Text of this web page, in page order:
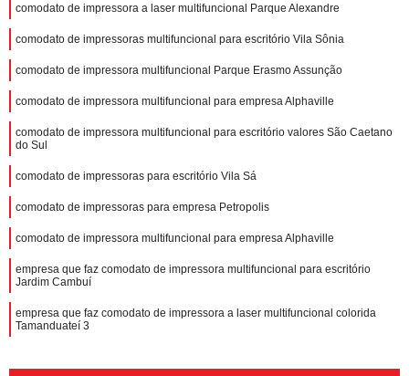
comodato de impressora a laser multifuncional Parque Alexandre
comodato de impressoras multifuncional para escritório Vila Sônia
comodato de impressora multifuncional Parque Erasmo Assunção
comodato de impressora multifuncional para empresa Alphaville
comodato de impressora multifuncional para escritório valores São Caetano
do Sul
comodato de impressoras para escritório Vila Sá
comodato de impressoras para empresa Petropolis
comodato de impressora multifuncional para empresa Alphaville
empresa que faz comodato de impressora multifuncional para escritório
Jardim Cambuí
empresa que faz comodato de impressora a laser multifuncional colorida
Tamanduateí 3